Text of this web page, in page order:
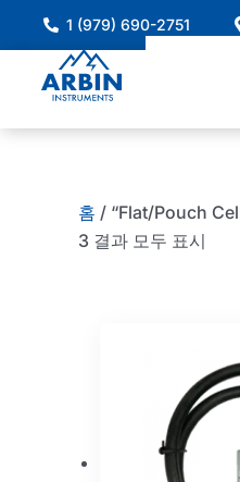
건
1 (979) 690-2751
홈 / “Flat/Pouch
3 결과 모두 표시